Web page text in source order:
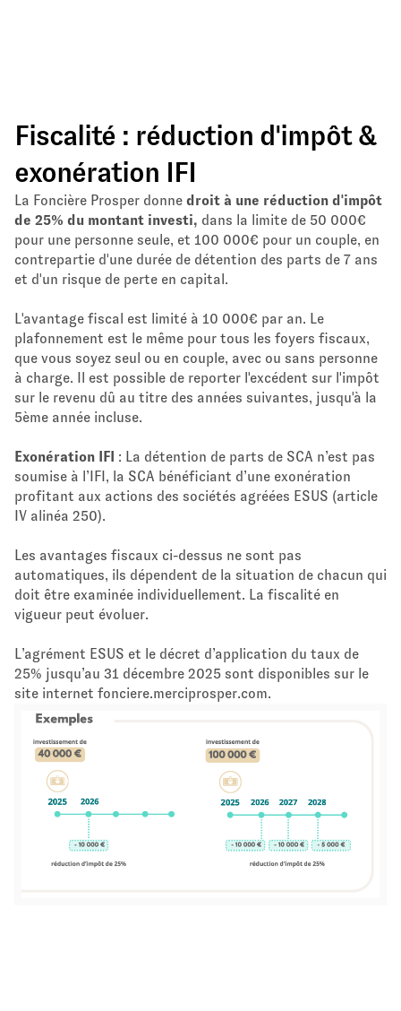
Fiscalité : réduction d'impôt &
exonération IFI
La Foncière Prosper donne droit à une réduction d'impôt
de 25% du montant investi, dans la limite de 50 000€
pour une personne seule, et 100 000€ pour un couple, en
contrepartie d'une durée de détention des parts de 7 ans
et d'un risque de perte en capital.
L'avantage fiscal est limité à 10 000€ par an. Le
plafonnement est le même pour tous les foyers fiscaux,
que vous soyez seul ou en couple, avec ou sans personne
à charge. Il est possible de reporter l'excédent sur l'impôt
sur le revenu dû au titre des années suivantes, jusqu'à la
5ème année incluse.
Exonération IFI : La détention de parts de SCA n’est pas
soumise à l’IFI, la SCA bénéficiant d’une exonération
profitant aux actions des sociétés agréées ESUS (article
IV alinéa 250).
Les avantages fiscaux ci-dessus ne sont pas
automatiques, ils dépendent de la situation de chacun qui
doit être examinée individuellement. La fiscalité en
vigueur peut évoluer.
L’agrément ESUS et le décret d’application du taux de
25% jusqu’au 31 décembre 2025 sont disponibles sur le
site internet fonciere.merciprosper.com.